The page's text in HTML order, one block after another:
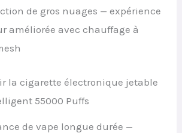
de gros nuages — expérience
améliorée avec chauffage à
la cigarette électronique jetable
55000 Puffs
de vape longue durée —